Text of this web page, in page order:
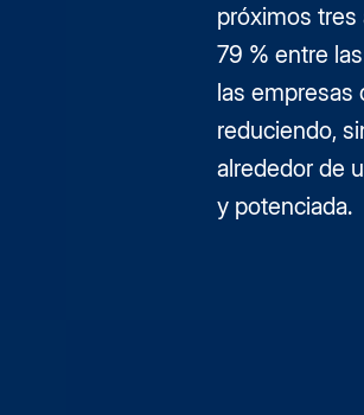
próximos tres
79 % entre
las empresas
reduciendo,
alrededor de
y potenciada.